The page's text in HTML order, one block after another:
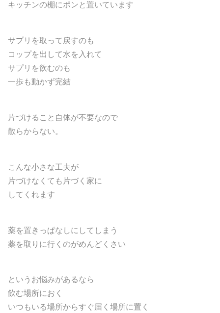
キッチンの棚にポンと置いています
サプリを取って戻すのも
コップを出して水を入れて
サプリを飲むのも
一歩も動かず完結
片づけること自体が不要なので
散らからない。
こんな小さな工夫が
片づけなくても片づく家に
してくれます
薬を置きっぱなしにしてしまう
薬を取りに行くのがめんどくさい
というお悩みがあるなら
飲む場所におく
いつもいる場所からすぐ届く場所に置く